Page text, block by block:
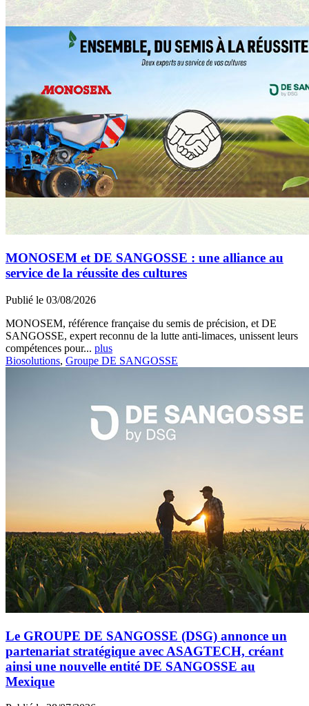
MONOSEM et DE SANGOSSE : une alliance au
service de la réussite des cultures
Publié le 03/08/2026
MONOSEM, référence française du semis de précision, et DE
SANGOSSE, expert reconnu de la lutte anti-limaces, unissent leurs
compétences pour... plus
Biosolutions, Groupe DE SANGOSSE
Le GROUPE DE SANGOSSE (DSG) annonce un
partenariat stratégique avec ASAGTECH, créant
ainsi une nouvelle entité DE SANGOSSE au
Mexique